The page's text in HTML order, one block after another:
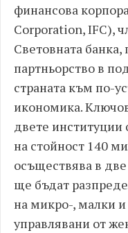
финансова
Corporation, IFC),
Световната
партньорство в
страната към по-
икономика.
двете институции
на стойност 140
осъществява в
ще бъдат
на микро-, малки
управлявани от